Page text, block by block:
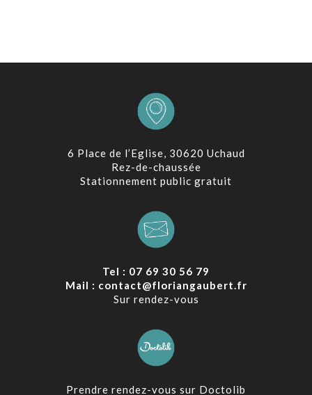
6 Place de l’Eglise, 30620 Uchaud
Rez-de-chaussée
Stationnement public gratuit
Tel : 07 69 30 56 79
Mail : contact@floriangaubert.fr
Sur rendez-vous
Prendre rendez-vous sur Doctolib